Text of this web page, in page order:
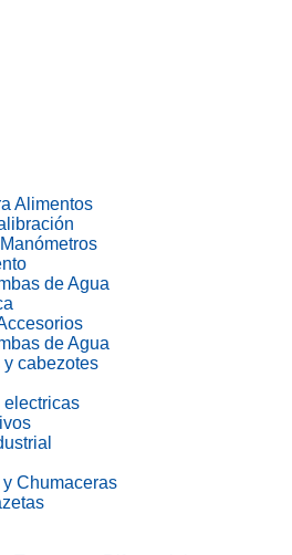
Alimentos
de Agua
de Agua
cabezotes
electricas
Chumaceras